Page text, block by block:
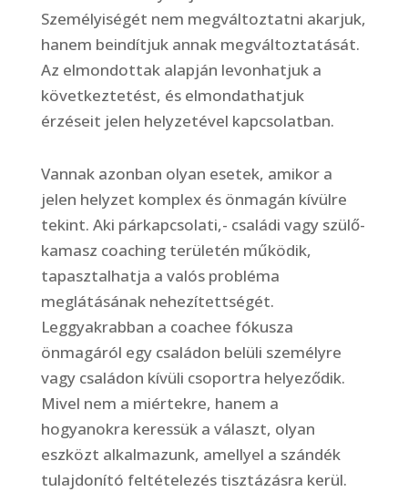
Személyiségét nem megváltoztatni akarjuk,
hanem beindítjuk annak megváltoztatását.
Az elmondottak alapján levonhatjuk a
következtetést, és elmondathatjuk
érzéseit jelen helyzetével kapcsolatban.
Vannak azonban olyan esetek, amikor a
jelen helyzet komplex és önmagán kívülre
tekint. Aki párkapcsolati,- családi vagy szülő-
kamasz coaching területén működik,
tapasztalhatja a valós probléma
meglátásának nehezítettségét.
Leggyakrabban a coachee fókusza
önmagáról egy családon belüli személyre
vagy családon kívüli csoportra helyeződik.
Mivel nem a miértekre, hanem a
hogyanokra keressük a választ, olyan
eszközt alkalmazunk, amellyel a szándék
tulajdonító feltételezés tisztázásra kerül.